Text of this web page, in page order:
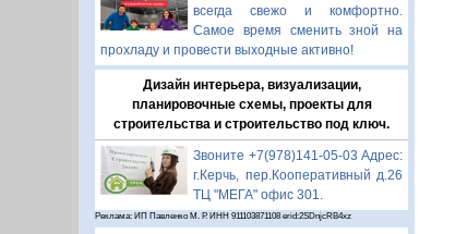
всегда свежо и комфортно.
Самое время сменить зной на
прохладу и провести выходные активно!
Дизайн интерьера, визуализации,
планировочные схемы, проекты для
строительства и строительство под ключ.
Звоните +7(978)141-05-03 Адрес:
г.Керчь, пер.Кооперативный д.26
ТЦ "МЕГА" офис 301.
Реклама: ИП Павленко М. Р. ИНН 911103871108 erid:2SDnjcRB4xz